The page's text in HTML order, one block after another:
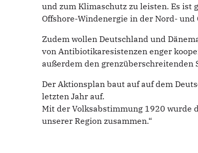
und zum Klimaschutz zu leisten. Es ist
Offshore-Windenergie in der Nord- und
Zudem wollen Deutschland und
von Antibiotikaresistenzen enger
außerdem den grenzüberschreitenden
Der Aktionsplan baut auf auf dem
letzten Jahr auf.
Mit der Volksabstimmung 1920 wurde
unserer Region zusammen.“